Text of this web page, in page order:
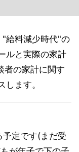
"給料減少時代"の
ルと実際の家計
者の家計に関す
ます。
定です(まだ受